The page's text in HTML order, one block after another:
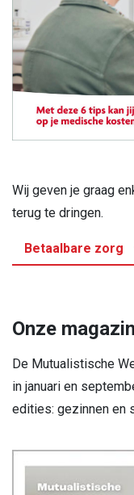
Wij geven je graag
terug te dringen.
Betaalbare zorg
Onze
De Mutualistische
in januari en
edities: gezinnen en